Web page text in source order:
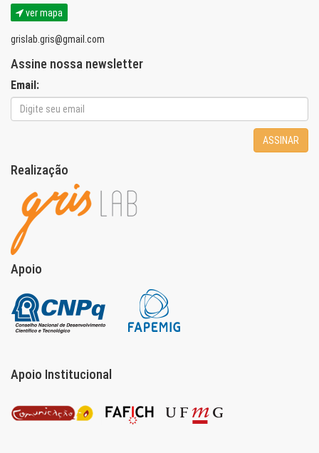
ver mapa
grislab.gris@gmail.com
Assine nossa newsletter
Email:
ASSINAR
Realização
Apoio
Apoio Institucional